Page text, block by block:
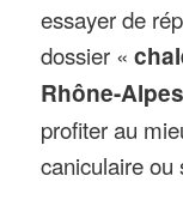
essayer de
dossier «
Rhône-Alpes
profiter au
caniculaire ou